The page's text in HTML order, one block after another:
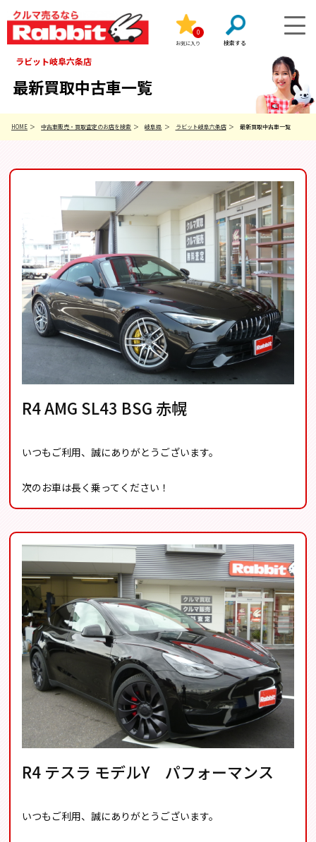
お気に入り
0
ラビット岐阜六条店
最新買取中古車一覧
HOME 中古車販売・買取査定のお店を検索 岐阜県 ラビット岐阜六条店 最新買取中古車一覧
R4 AMG SL43 BSG 赤幌
いつもご利用、誠にありがとうございます。
次のお車は長く乗ってください！
R4 テスラ モデルY パフォーマンス
いつもご利用、誠にありがとうございます。